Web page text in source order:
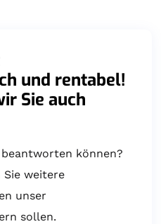
und rentabel!
Sie auch
können?
Sie weitere
unser
sollen.